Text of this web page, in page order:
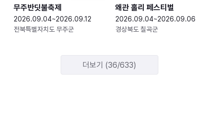
무주반딧불축제
2026.09.04~2026.09.12
전북특별자치도 무주군
왜관 홀리 페스티벌
2026.09.04~2026.09.06
경상북도 칠곡군
더보기 (36/633)